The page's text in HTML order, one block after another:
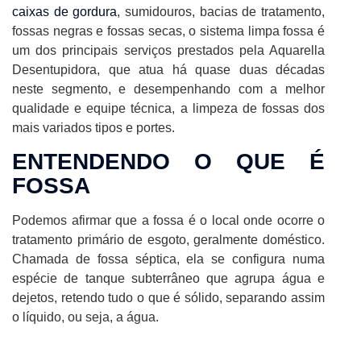
caixas de gordura, sumidouros, bacias de tratamento,
fossas negras e fossas secas, o sistema limpa fossa é
um dos principais serviços prestados pela Aquarella
Desentupidora, que atua há quase duas décadas
neste segmento, e desempenhando com a melhor
qualidade e equipe técnica, a limpeza de fossas dos
mais variados tipos e portes.
ENTENDENDO O QUE É
FOSSA
Podemos afirmar que a fossa é o local onde ocorre o
tratamento primário de esgoto, geralmente doméstico.
Chamada de fossa séptica, ela se configura numa
espécie de tanque subterrâneo que agrupa água e
dejetos, retendo tudo o que é sólido, separando assim
o líquido, ou seja, a água.